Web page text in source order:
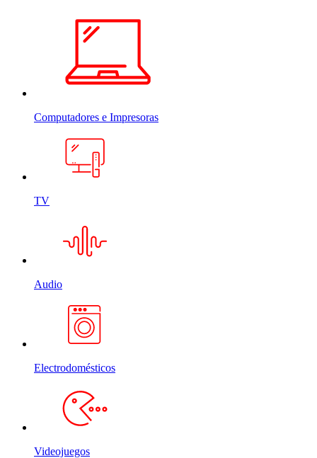
Computadores e Impresoras
TV
Audio
Electrodomésticos
Videojuegos